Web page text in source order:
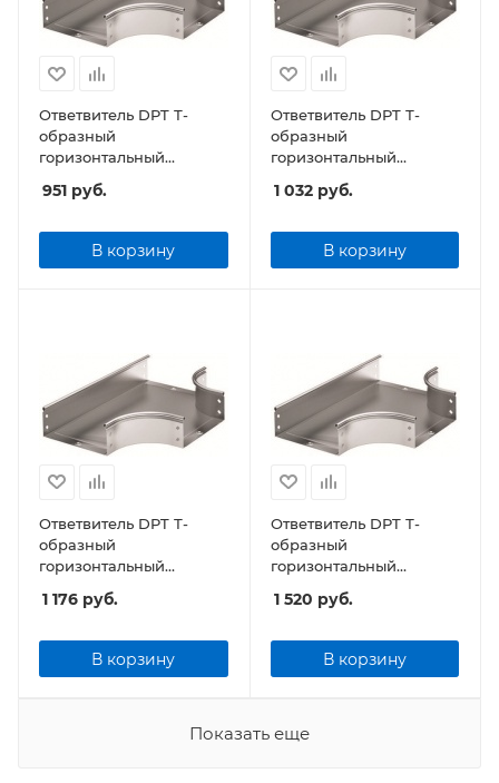
Ответвитель DPT Т-
образный
горизонтальный
951 руб.
В корзину
Ответвитель DPT Т-
образный
горизонтальный
1 032руб.
В корзину
Ответвитель DPT Т-
образный
горизонтальный
1 176 руб.
В корзину
Ответвитель DPT Т-
образный
горизонтальный
1 520 руб.
В корзину
Показать еще